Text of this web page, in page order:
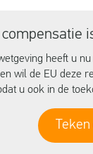
heeft u
wil de EU deze
u ook in de